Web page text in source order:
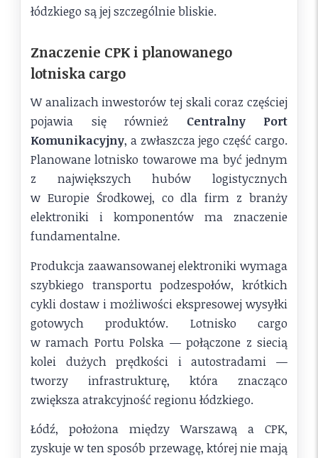
łódzkiego są jej szczególnie bliskie.
Znaczenie CPK i planowanego
lotniska cargo
W analizach inwestorów tej skali coraz częściej
pojawia się również Centralny Port
Komunikacyjny, a zwłaszcza jego część cargo.
Planowane lotnisko towarowe ma być jednym
z największych hubów logistycznych
w Europie Środkowej, co dla firm z branży
elektroniki i komponentów ma znaczenie
fundamentalne.
Produkcja zaawansowanej elektroniki wymaga
szybkiego transportu podzespołów, krótkich
cykli dostaw i możliwości ekspresowej wysyłki
gotowych produktów. Lotnisko cargo
w ramach Portu Polska — połączone z siecią
kolei dużych prędkości i autostradami —
tworzy infrastrukturę, która znacząco
zwiększa atrakcyjność regionu łódzkiego.
Łódź, położona między Warszawą a CPK,
zyskuje w ten sposób przewagę, której nie mają